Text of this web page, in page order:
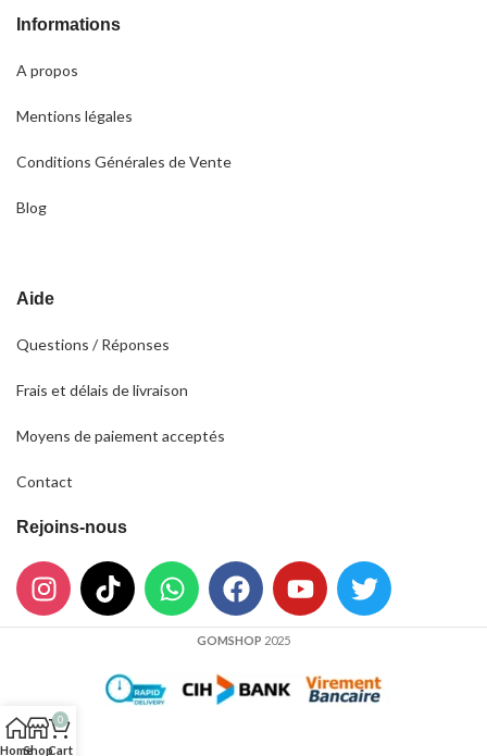
Informations
A propos
Mentions légales
Conditions Générales de Vente
Blog
Aide
Questions / Réponses
Frais et délais de livraison
Moyens de paiement acceptés
Contact
Rejoins-nous
GOMSHOP 2025
HomeShop
0
Cart